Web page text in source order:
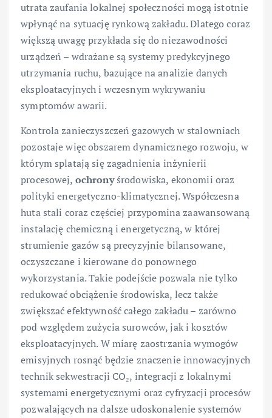
utrata zaufania lokalnej społeczności mogą istotnie
wpłynąć na sytuację rynkową zakładu. Dlatego coraz
większą uwagę przykłada się do niezawodności
urządzeń – wdrażane są systemy predykcyjnego
utrzymania ruchu, bazujące na analizie danych
eksploatacyjnych i wczesnym wykrywaniu
symptomów awarii.
Kontrola zanieczyszczeń gazowych w stalowniach
pozostaje więc obszarem dynamicznego rozwoju, w
którym splatają się zagadnienia inżynierii
procesowej, ochronyśrodowiska, ekonomii oraz
polityki energetyczno-klimatycznej. Współczesna
huta stali coraz częściej przypomina zaawansowaną
instalację chemiczną i energetyczną, w której
strumienie gazów są precyzyjnie bilansowane,
oczyszczane i kierowane do ponownego
wykorzystania. Takie podejście pozwala nie tylko
redukować obciążenie środowiska, lecz także
zwiększać efektywność całego zakładu – zarówno
pod względem zużycia surowców, jak i kosztów
eksploatacyjnych. W miarę zaostrzania wymogów
emisyjnych rosnąć będzie znaczenie innowacyjnych
technik sekwestracji CO₂, integracji z lokalnymi
systemami energetycznymi oraz cyfryzacji procesów
pozwalających na dalsze udoskonalenie systemów